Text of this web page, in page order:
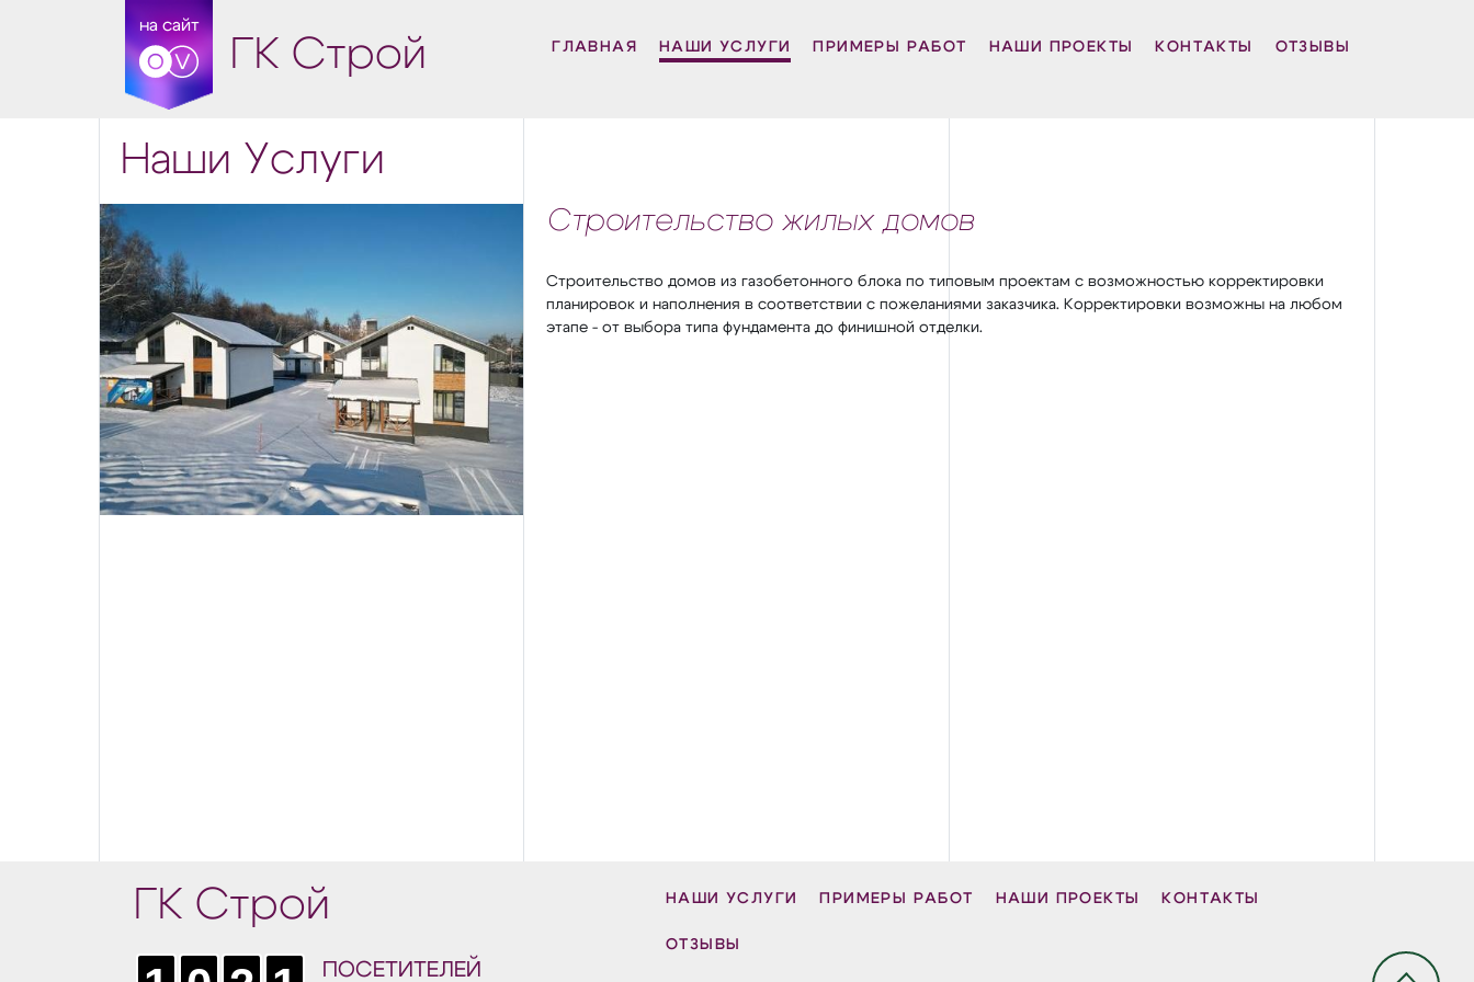
на сайт
ГК Строй ГЛАВНАЯ НАШИ УСЛУГИ ПРИМЕРЫ РАБОТ НАШИ ПРОЕКТЫ КОНТАКТЫ ОТЗЫВЫ
Наши Услуги
Строительство жилых домов
Строительство домов из газобетонного блока по типовым проектам с возможностью корректировки
планировок и наполнения в соответствии с пожеланиями заказчика. Корректировки возможны на любом
этапе - от выбора типа фундамента до финишной отделки.
ГК Строй
ПОСЕТИТЕЛЕЙ
НАШИ УСЛУГИ ПРИМЕРЫ РАБОТ НАШИ ПРОЕКТЫ КОНТАКТЫ
ОТЗЫВЫ